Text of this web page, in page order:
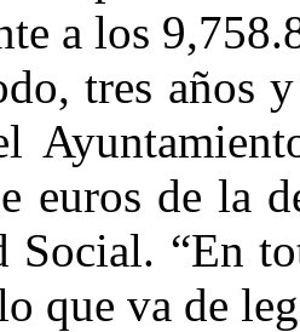
a los
tres años
euros de la
Social. “En
que va de